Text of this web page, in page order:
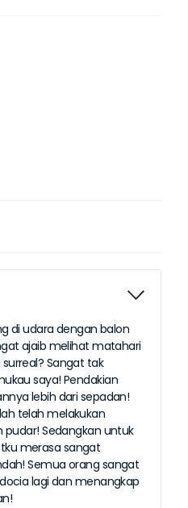
di udara dengan balon
ajaib melihat matahari
Sangat tak
saya! Pendakian
lebih dari sepadan!
telah melakukan
Sedangkan untuk
merasa sangat
Semua orang sangat
lagi dan menangkap